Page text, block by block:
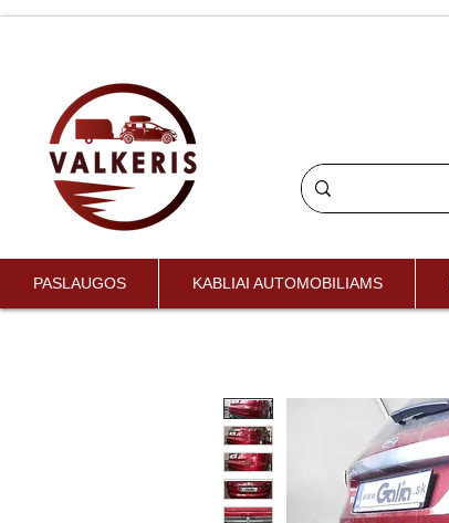
PASLAUGOS KABLIAI AUTOMOBILIAMS